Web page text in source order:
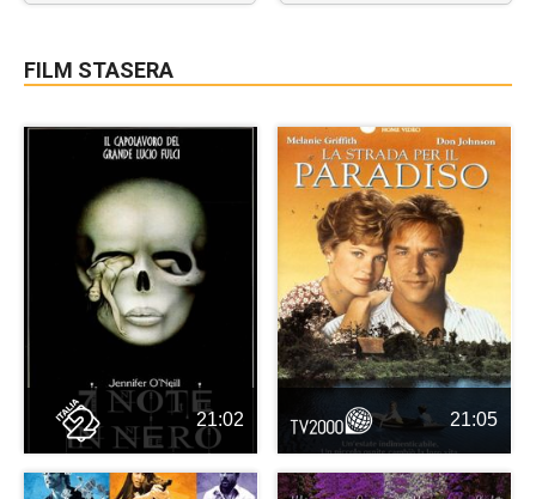
FILM STASERA
21:02 21:05